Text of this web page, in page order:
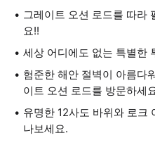
그레이트 오션 로드를 따라
요!!
세상 어디에도 없는 특별한
험준한 해안 절벽이 아름다
이트 오션 로드를 방문하세
유명한 12사도 바위와 로크
나보세요.